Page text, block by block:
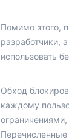
Помимо этого,
разработчики,
использовать
Обход
каждому